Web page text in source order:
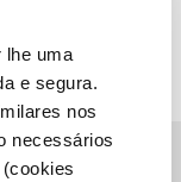
lhe uma
e segura.
nos
necessários